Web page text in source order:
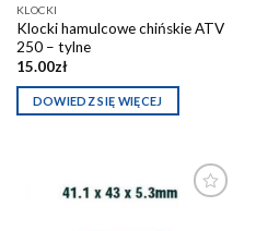
KLOCKI
Klocki hamulcowe chińskie ATV
250 – tylne
15.00zł
DOWIEDZ SIĘ WIĘCEJ